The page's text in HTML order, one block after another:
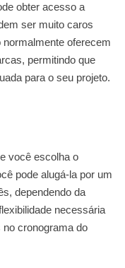
obter acesso a
ser muito caros
oferecem
permitindo que
para o seu projeto.
você escolha o
pode alugá-la por um
dependendo da
necessária
cronograma do